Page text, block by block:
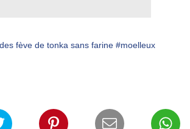
fève de tonka sans farine #moelleux